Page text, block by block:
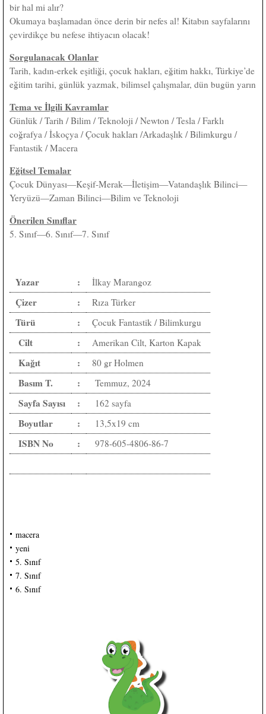
bir hal mi alır?
Okumaya başlamadan önce derin bir nefes al! Kitabın sayfalarını
çevirdikçe bu nefese ihtiyacın olacak!
Sorgulanacak Olanlar
Tarih, kadın-erkek eşitliği, çocuk hakları, eğitim hakkı, Türkiye’de
eğitim tarihi, günlük yazmak, bilimsel çalışmalar, dün bugün yarın
Tema ve İlgili Kavramlar
Günlük / Tarih / Bilim / Teknoloji / Newton / Tesla / Farklı
coğrafya / İskoçya / Çocuk hakları /Arkadaşlık / Bilimkurgu /
Fantastik / Macera
Eğitsel Temalar
Çocuk Dünyası—Keşif-Merak—İletişim—Vatandaşlık Bilinci—
Yeryüzü—Zaman Bilinci—Bilim ve Teknoloji
Önerilen Sınıflar
5. Sınıf—6. Sınıf—7. Sınıf
Yazar : İlkay Marangoz
Çizer : Rıza Türker
Türü : Çocuk Fantastik / Bilimkurgu
Cilt : Amerikan Cilt, Karton Kapak
Kağıt : 80 gr Holmen
Basım T. : Temmuz, 2024
Sayfa Sayısı : 162 sayfa
Boyutlar : 13,5x19 cm
ISBN No : 978-605-4806-86-7
macera
yeni
5. Sınıf
7. Sınıf
6. Sınıf